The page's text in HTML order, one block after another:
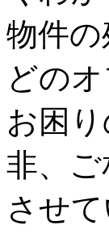
物件
どの
お困
非、
させ